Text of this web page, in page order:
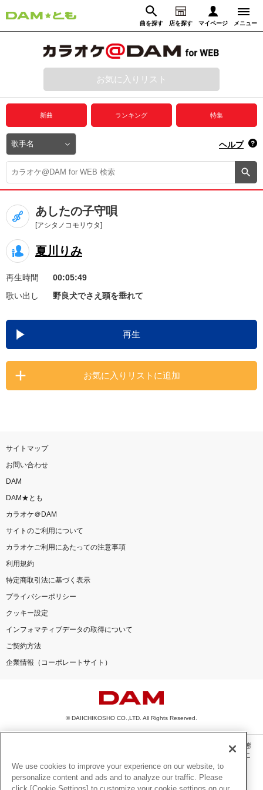
曲を探す 店を探す マイページ メニュー
動画からさがす 録音からさがす
ログイン
プレミアムサービス
DAM★とも動画
DAM★とも録音
カラオケ＠DAM
ユーザー検索
キャンペーン
お知らせ よくあるご質問
DAMの新曲・ランキングなど
カラオケ最新情報をチェック！
お気に入りリスト
新曲 ランキング 特集
ヘルプ
あしたの子守唄
[アシタノコモリウタ]
夏川りみ
再生時間
00:05:49
歌い出し
野良犬でさえ頭を垂れて
再生
お気に入りリストに追加
サイトマップ
お問い合わせ
DAM
DAM★とも
カラオケ＠DAM
サイトのご利用について
カラオケご利用にあたっての注意事項
利用規約
特定商取引法に基づく表示
プライバシーポリシー
クッキー設定
インフォマティブデータの取得について
ご契約方法
企業情報（コーポレートサイト）
© DAIICHIKOSHO CO.,LTD. All Rights Reserved.
このサイトに掲載されている一切の文章・画像・写真・動画・音声等を、手段や形態
を問わず、著作権法の定める範囲を超えて無断で複製、転載、ファイル化などするこ
とを禁じます。
楽曲及びコンテンツは、機種によりご利用いただけない場合があります。
We use cookies to improve your experience on our website, to
personalize content and ads and to analyze our traffic. Please